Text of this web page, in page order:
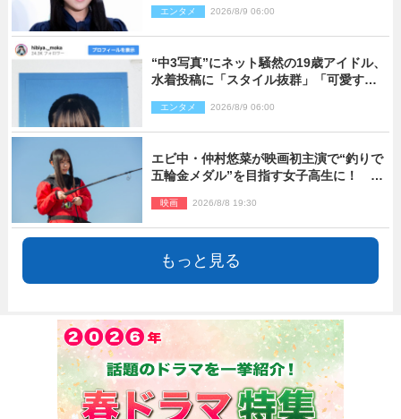
エンタメ 2026/8/9 06:00
“中3写真”にネット騒然の19歳アイドル、
水着投稿に「スタイル抜群」「可愛すぎ
エンタメ 2026/8/9 06:00
エビ中・仲村悠菜が映画初主演で“釣りで
五輪金メダル”を目指す女子高生に！ 映
映画 2026/8/8 19:30
もっと見る